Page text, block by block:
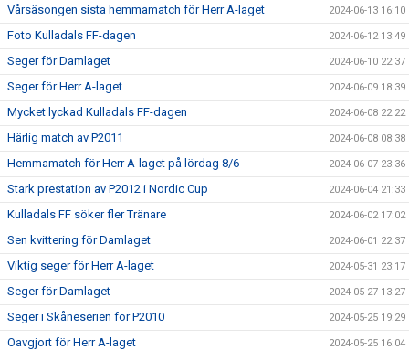
Vårsäsongen sista hemmamatch för Herr A-laget 2024-06-13 16:10
Foto Kulladals FF-dagen 2024-06-12 13:49
Seger för Damlaget 2024-06-10 22:37
Seger för Herr A-laget 2024-06-09 18:39
Mycket lyckad Kulladals FF-dagen 2024-06-08 22:22
Härlig match av P2011 2024-06-08 08:38
Hemmamatch för Herr A-laget på lördag 8/6 2024-06-07 23:36
Stark prestation av P2012 i Nordic Cup 2024-06-04 21:33
Kulladals FF söker fler Tränare 2024-06-02 17:02
Sen kvittering för Damlaget 2024-06-01 22:37
Viktig seger för Herr A-laget 2024-05-31 23:17
Seger för Damlaget 2024-05-27 13:27
Seger i Skåneserien för P2010 2024-05-25 19:29
Oavgjort för Herr A-laget 2024-05-25 16:04